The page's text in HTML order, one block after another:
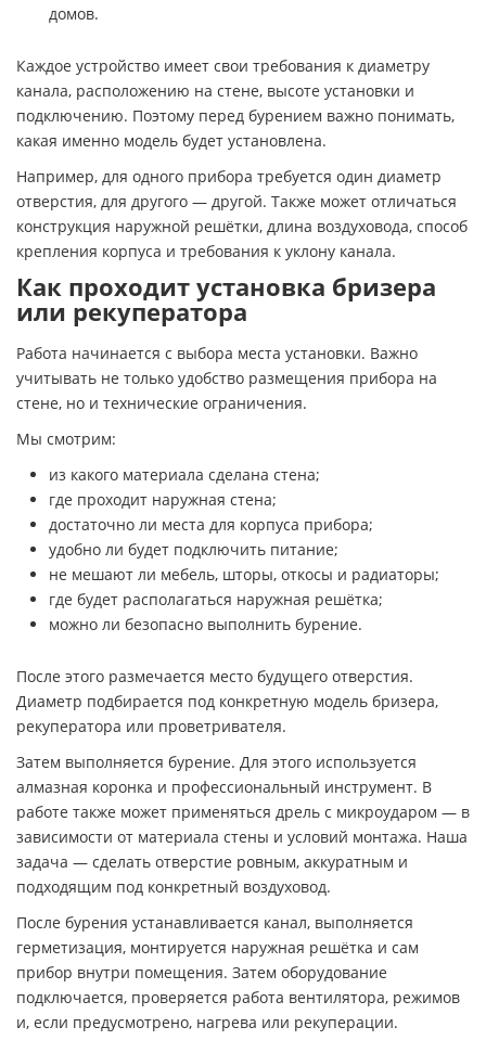
домов.
Каждое устройство имеет свои требования к диаметру
канала, расположению на стене, высоте установки и
подключению. Поэтому перед бурением важно понимать,
какая именно модель будет установлена.
Например, для одного прибора требуется один диаметр
отверстия, для другого — другой. Также может отличаться
конструкция наружной решётки, длина воздуховода, способ
крепления корпуса и требования к уклону канала.
Как проходит установка бризера
или рекуператора
Работа начинается с выбора места установки. Важно
учитывать не только удобство размещения прибора на
стене, но и технические ограничения.
Мы смотрим:
из какого материала сделана стена;
где проходит наружная стена;
достаточно ли места для корпуса прибора;
удобно ли будет подключить питание;
не мешают ли мебель, шторы, откосы и радиаторы;
где будет располагаться наружная решётка;
можно ли безопасно выполнить бурение.
После этого размечается место будущего отверстия.
Диаметр подбирается под конкретную модель бризера,
рекуператора или проветривателя.
Затем выполняется бурение. Для этого используется
алмазная коронка и профессиональный инструмент. В
работе также может применяться дрель с микроударом — в
зависимости от материала стены и условий монтажа. Наша
задача — сделать отверстие ровным, аккуратным и
подходящим под конкретный воздуховод.
После бурения устанавливается канал, выполняется
герметизация, монтируется наружная решётка и сам
прибор внутри помещения. Затем оборудование
подключается, проверяется работа вентилятора, режимов
и, если предусмотрено, нагрева или рекуперации.